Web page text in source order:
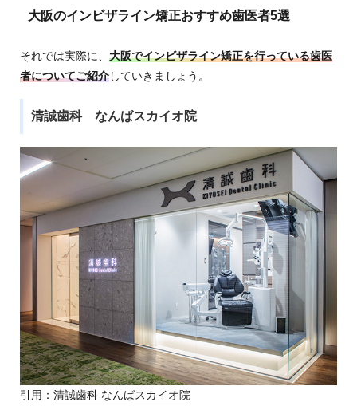
大阪のインビザライン矯正おすすめ歯医者5選
それでは実際に、 大阪でインビザライン矯正を行っている歯医
者についてご紹介していきましょう。
清誠歯科 なんばスカイオ院
引用： 清誠歯科 なんばスカイオ院